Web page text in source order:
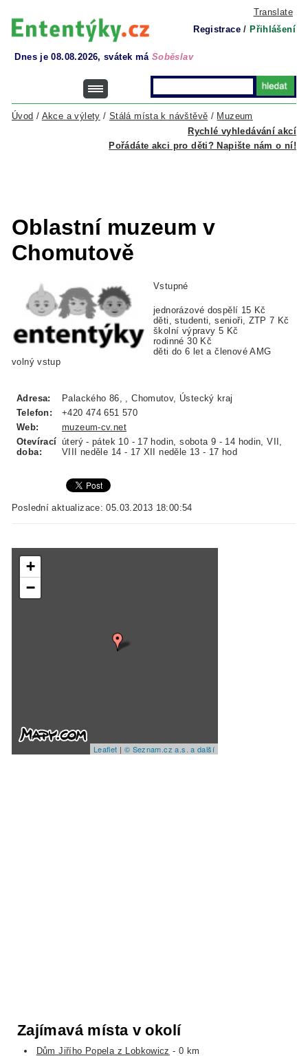
Translate
Registrace / Přihlášení
Dnes je 08.08.2026, svátek má Soběslav
Rychlé vyhledávání akcí
Úvod / Akce a výlety / Stálá místa k návštěvě / Muzeum
Pořádáte akci pro děti? Napište nám o ní!
Oblastní muzeum v
Chomutově
Vstupné
jednorázové dospělí 15 Kč
děti, studenti, senioři, ZTP 7 Kč
školní výpravy 5 Kč
rodinné 30 Kč
děti do 6 let a členové AMG
volný vstup
Adresa:
Palackého 86, , Chomutov, Ústecký kraj
Telefon:
+420 474 651 570
Web:
muzeum-cv.net
Otevírací
doba:
úterý - pátek 10 - 17 hodin, sobota 9 - 14 hodin, VII,
VIII neděle 14 - 17 XII neděle 13 - 17 hod
Poslední aktualizace: 05.03.2013 18:00:54
+
−
Leaflet | © Seznam.cz a.s. a další
Zajímavá místa v okolí
Dům Jiřího Popela z Lobkowicz - 0 km